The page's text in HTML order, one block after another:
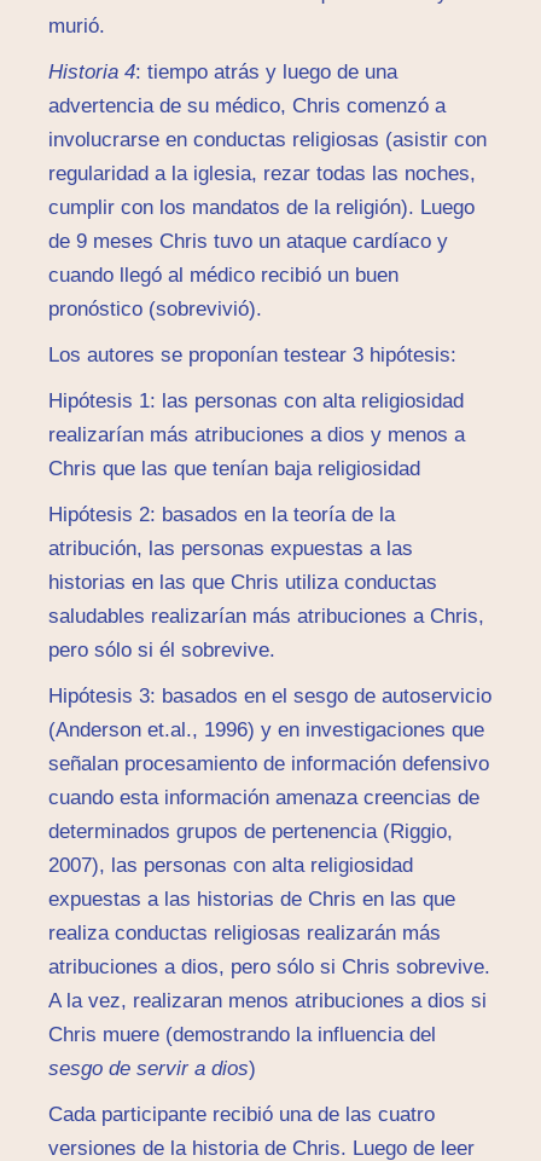
murió.
Historia 4: tiempo atrás y luego de una
advertencia de su médico, Chris comenzó a
involucrarse en conductas religiosas (asistir con
regularidad a la iglesia, rezar todas las noches,
cumplir con los mandatos de la religión). Luego
de 9 meses Chris tuvo un ataque cardíaco y
cuando llegó al médico recibió un buen
pronóstico (sobrevivió).
Los autores se proponían testear 3 hipótesis:
Hipótesis 1: las personas con alta religiosidad
realizarían más atribuciones a dios y menos a
Chris que las que tenían baja religiosidad
Hipótesis 2: basados en la teoría de la
atribución, las personas expuestas a las
historias en las que Chris utiliza conductas
saludables realizarían más atribuciones a Chris,
pero sólo si él sobrevive.
Hipótesis 3: basados en el sesgo de autoservicio
(Anderson et.al., 1996) y en investigaciones que
señalan procesamiento de información defensivo
cuando esta información amenaza creencias de
determinados grupos de pertenencia (Riggio,
2007), las personas con alta religiosidad
expuestas a las historias de Chris en las que
realiza conductas religiosas realizarán más
atribuciones a dios, pero sólo si Chris sobrevive.
A la vez, realizaran menos atribuciones a dios si
Chris muere (demostrando la influencia del
sesgo de servir a dios)
Cada participante recibió una de las cuatro
versiones de la historia de Chris. Luego de leer